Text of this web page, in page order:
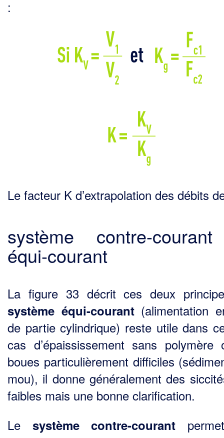
:
Le facteur K d’extrapolation des débits
système contre-
équi-courant
La figure 33 décrit ces deux
système équi-courant(alimentation
de partie cylindrique) reste utile dans
cas d’épaississement sans polymère
boues particulièrement difficiles
mou), il donne généralement des
faibles mais une bonne clarification.
Le système contre-courant